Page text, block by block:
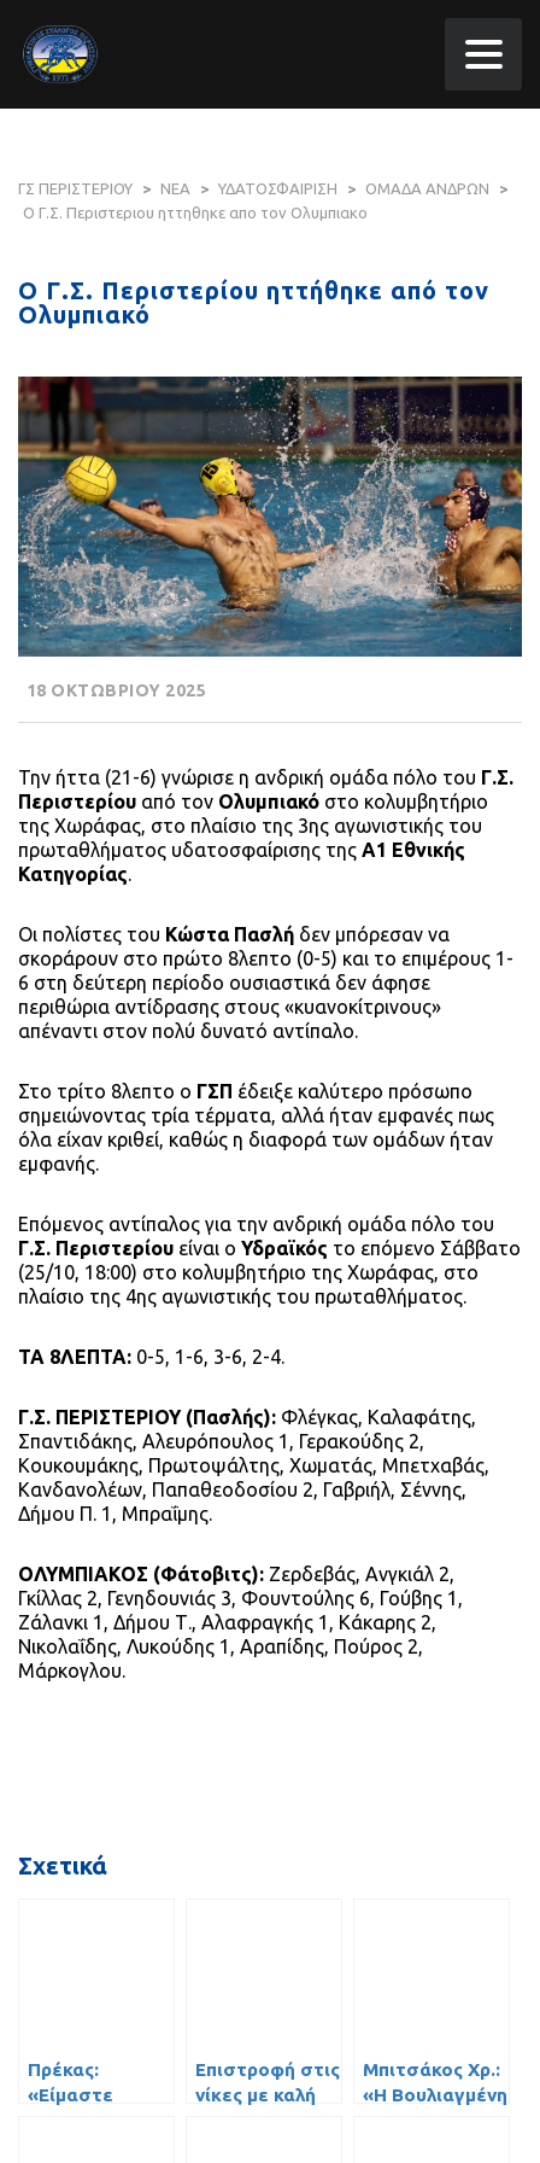
ΓΣ ΠΕΡΙΣΤΕΡΙΟΥ > ΝΕΑ > ΥΔΑΤΟΣΦΑΙΡΙΣΗ > ΟΜΑΔΑ ΑΝΔΡΩΝ
>
Ο Γ.Σ. Περιστεριου ηττηθηκε απο τον Ολυμπιακο
Ο Γ.Σ. Περιστερίου ηττήθηκε από τον
Ολυμπιακό
18 ΟΚΤΩΒΡΙΟΥ 2025
Την ήττα (21-6) γνώρισε η ανδρική ομάδα πόλο του Γ.Σ.
Περιστερίου από τον Ολυμπιακό στο κολυμβητήριο
της Χωράφας, στο πλαίσιο της 3ης αγωνιστικής του
πρωταθλήματος υδατοσφαίρισης της Α1 Εθνικής
Κατηγορίας.
Οι πολίστες του Κώστα Πασλή δεν μπόρεσαν να
σκοράρουν στο πρώτο 8λεπτο (0-5) και το επιμέρους 1-
6 στη δεύτερη περίοδο ουσιαστικά δεν άφησε
περιθώρια αντίδρασης στους «κυανοκίτρινους»
απέναντι στον πολύ δυνατό αντίπαλο.
Στο τρίτο 8λεπτο ο ΓΣΠ έδειξε καλύτερο πρόσωπο
σημειώνοντας τρία τέρματα, αλλά ήταν εμφανές πως
όλα είχαν κριθεί, καθώς η διαφορά των ομάδων ήταν
εμφανής.
Επόμενος αντίπαλος για την ανδρική ομάδα πόλο του
Γ.Σ. Περιστερίου είναι ο Υδραϊκός το επόμενο Σάββατο
(25/10, 18:00) στο κολυμβητήριο της Χωράφας, στο
πλαίσιο της 4ης αγωνιστικής του πρωταθλήματος.
ΤΑ 8ΛΕΠΤΑ: 0-5, 1-6, 3-6, 2-4.
Γ.Σ. ΠΕΡΙΣΤΕΡΙΟΥ (Πασλής): Φλέγκας, Καλαφάτης,
Σπαντιδάκης, Αλευρόπουλος 1, Γερακούδης 2,
Κουκουμάκης, Πρωτοψάλτης, Χωματάς, Μπετχαβάς,
Κανδανολέων, Παπαθεοδοσίου 2, Γαβριήλ, Σέννης,
Δήμου Π. 1, Μπραΐμης.
ΟΛΥΜΠΙΑΚΟΣ (Φάτοβιτς): Ζερδεβάς, Ανγκιάλ 2,
Γκίλλας 2, Γενηδουνιάς 3, Φουντούλης 6, Γούβης 1,
Ζάλανκι 1, Δήμου Τ., Αλαφραγκής 1, Κάκαρης 2,
Νικολαΐδης, Λυκούδης 1, Αραπίδης, Πούρος 2,
Μάρκογλου.
Σχετικά
Πρέκας:
«Είμαστε
Επιστροφή στις
νίκες με καλή
Μπιτσάκος Χρ.:
«Η Βουλιαγμένη